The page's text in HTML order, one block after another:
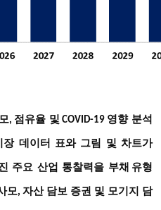
, 점유율 및 COVID-19 영향 분석
장 데이터 표와 그림 및 차트가
주요 산업 통찰력을 부채 유형
모, 자산 담보 증권 및 모기지 담